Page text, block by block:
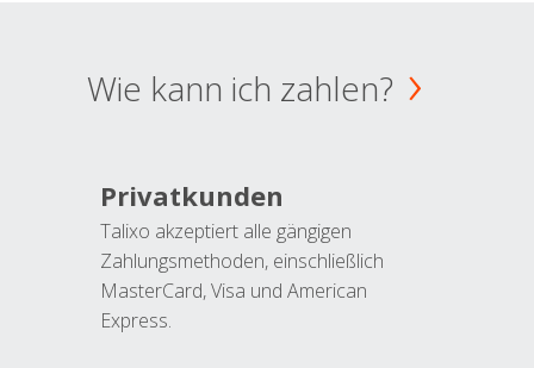
Wie kann ich zahlen?
Privatkunden
Talixo akzeptiert alle gängigen
Zahlungsmethoden, einschließlich
MasterCard, Visa und American
Express.